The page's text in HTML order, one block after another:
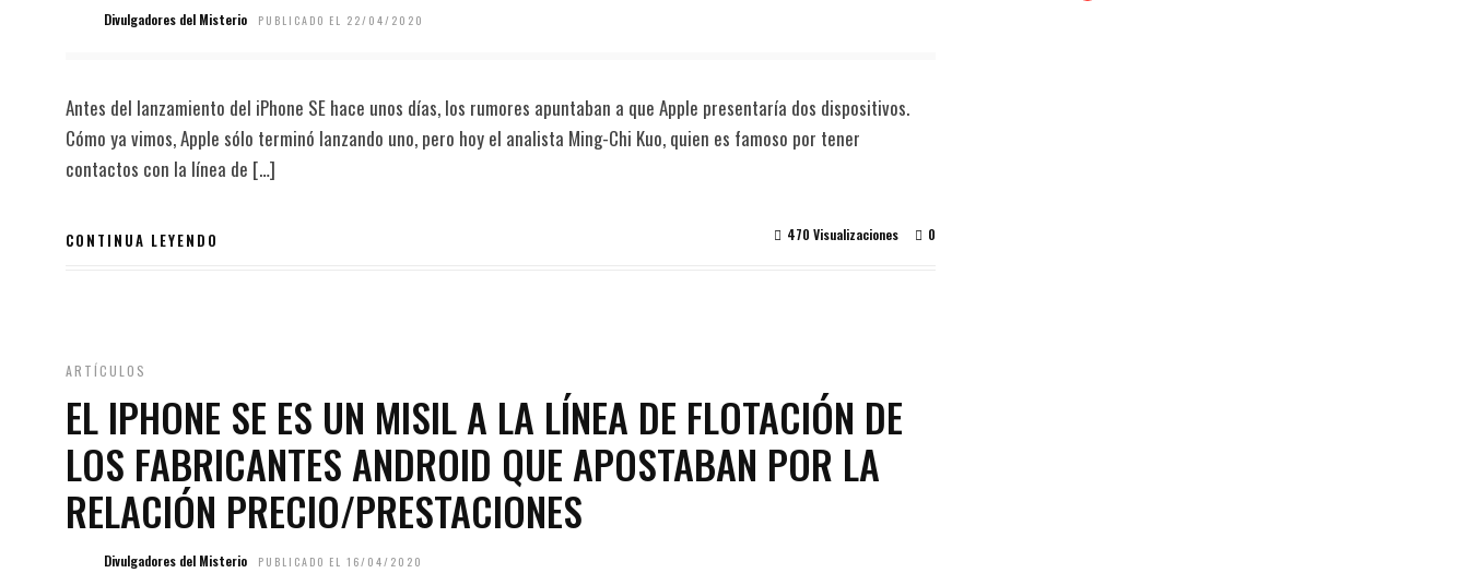
Divulgadores del Misterio PUBLICADO EL 22/04/2020
Antes del lanzamiento del iPhone SE hace unos días, los rumores apuntaban a que Apple presentaría dos dispositivos.
Cómo ya vimos, Apple sólo terminó lanzando uno, pero hoy el analista Ming-Chi Kuo, quien es famoso por tener
contactos con la línea de […]
CONTINUA LEYENDO 0
470 Visualizaciones
ARTÍCULOS
EL IPHONE SE ES UN MISIL A LA LÍNEA DE FLOTACIÓN DE
LOS FABRICANTES ANDROID QUE APOSTABAN POR LA
RELACIÓN PRECIO/PRESTACIONES
Divulgadores del Misterio PUBLICADO EL 16/04/2020